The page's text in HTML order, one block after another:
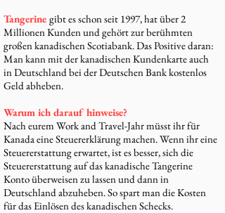
Tangerine gibt es schon seit 1997, hat über 2
Millionen Kunden und gehört zur berühmten
großen kanadischen Scotiabank. Das Positive daran:
Man kann mit der kanadischen Kundenkarte auch
in Deutschland bei der Deutschen Bank kostenlos
Geld abheben.
Warum ich darauf hinweise?
Nach eurem Work and Travel-Jahr müsst ihr für
Kanada eine Steuererklärung machen. Wenn ihr eine
Steuererstattung erwartet, ist es besser, sich die
Steuererstattung auf das kanadische Tangerine
Konto überweisen zu lassen und dann in
Deutschland abzuheben. So spart man die Kosten
für das Einlösen des kanadischen Schecks.